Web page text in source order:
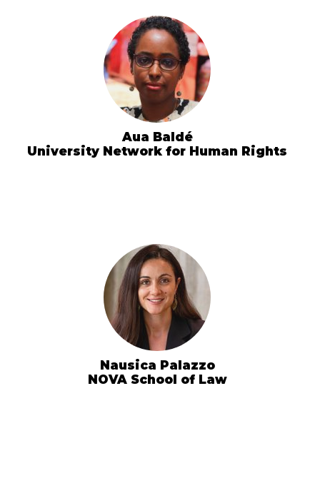
Aua Baldé
University Network for Human Rights
Nausica Palazzo
NOVA School of Law